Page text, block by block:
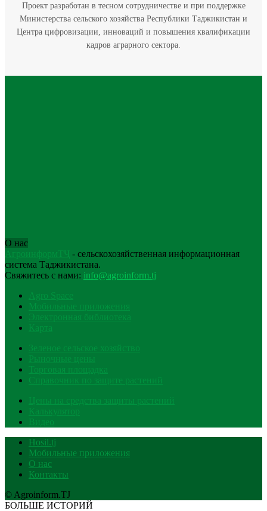
Проект разработан в тесном сотрудничестве и при поддержке
Министерства сельского хозяйства Республики Таджикистан и
Центра цифровизации, инноваций и повышения квалификации
кадров аграрного сектора.
О нас
АгроинформТҶ - сельскохозяйственная информационная
система Таджикистана.
Свяжитесь с нами: info@agroinform.tj
Agro Space
Мобильные приложения
Электронная библиотека
Карта
Зеленое сельское хозяйство
Рыночные цены
Торговая площадка
Справочник по защите растений
Цены на средства защиты растений
Калькулятор
Видео
Hosil.tj
Мобильные приложения
О нас
Контакты
© Agroinform.TJ
БОЛЬШЕ ИСТОРИЙ